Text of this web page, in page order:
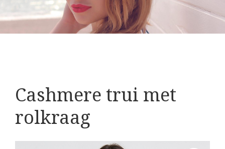
Cashmere trui met
rolkraag